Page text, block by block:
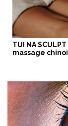
TUI NA
massage